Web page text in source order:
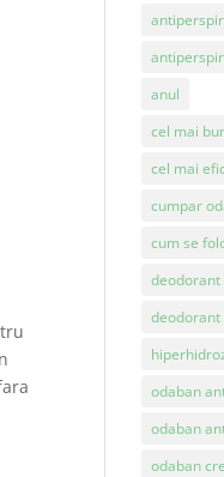
anul
cel mai
cel mai
cumpar
cum se
deodorant
deodorant
odaban
odaban
odaban